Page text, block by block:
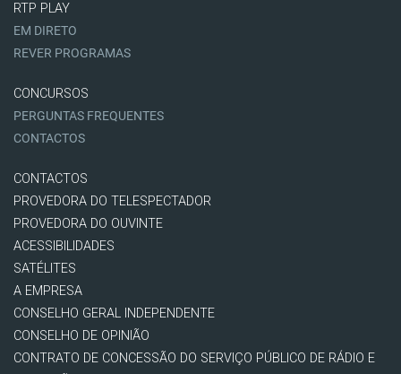
RTP PLAY
EM DIRETO
REVER PROGRAMAS
CONCURSOS
PERGUNTAS FREQUENTES
CONTACTOS
CONTACTOS
PROVEDORA DO TELESPECTADOR
PROVEDORA DO OUVINTE
ACESSIBILIDADES
SATÉLITES
A EMPRESA
CONSELHO GERAL INDEPENDENTE
CONSELHO DE OPINIÃO
CONTRATO DE CONCESSÃO DO SERVIÇO PÚBLICO DE RÁDIO E